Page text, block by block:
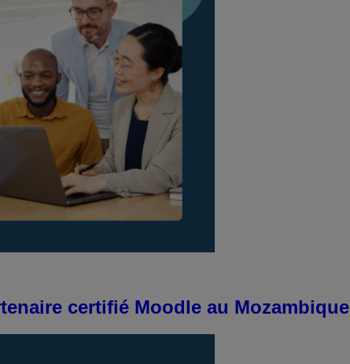
certifié Moodle au Mozambique